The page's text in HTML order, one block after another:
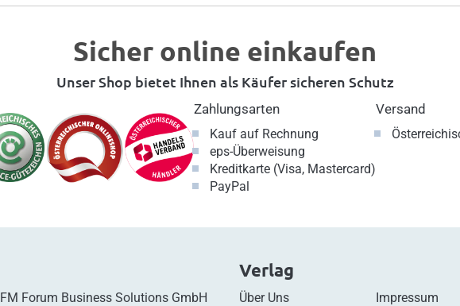
Sicher online einkaufen
Unser Shop bietet Ihnen als Käufer sicheren Schutz
Zahlungsarten
Kauf auf Rechnung
eps-Überweisung
Kreditkarte (Visa, Mastercard)
PayPal
Versand
FM Forum Business Solutions GmbH
Verlag
Über Uns Impressum